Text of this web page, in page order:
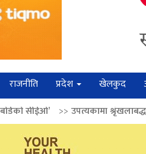
राजनीति प्रदेश खेलकुद
उपत्यकामा श्रृंखलाबद्ध सिक्री लुट्ने ‘कर्मा